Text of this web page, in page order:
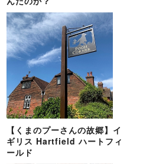
【くまのプーさんの故郷】イ
ギリス Hartfield ハートフィ
ールド